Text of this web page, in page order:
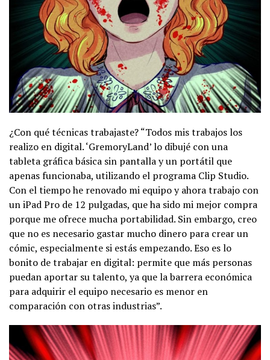
¿Con qué técnicas trabajaste? “Todos mis trabajos los
realizo en digital. ‘GremoryLand’ lo dibujé con una
tableta gráfica básica sin pantalla y un portátil que
apenas funcionaba, utilizando el programa Clip Studio.
Con el tiempo he renovado mi equipo y ahora trabajo con
un iPad Pro de 12 pulgadas, que ha sido mi mejor compra
porque me ofrece mucha portabilidad. Sin embargo, creo
que no es necesario gastar mucho dinero para crear un
cómic, especialmente si estás empezando. Eso es lo
bonito de trabajar en digital: permite que más personas
puedan aportar su talento, ya que la barrera económica
para adquirir el equipo necesario es menor en
comparación con otras industrias”.